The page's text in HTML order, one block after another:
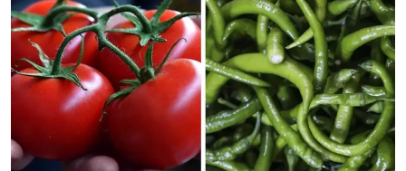
Dünya Haberleri
Çerkezköy